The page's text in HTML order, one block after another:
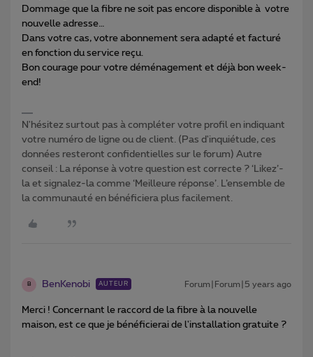
Dommage que la fibre ne soit pas encore disponible à votre
nouvelle adresse…
Dans votre cas, votre abonnement sera adapté et facturé
en fonction du service reçu.
Bon courage pour votre déménagement et déjà bon week-
end!
N'hésitez surtout pas à compléter votre profil en indiquant
votre numéro de ligne ou de client. (Pas d'inquiétude, ces
données resteront confidentielles sur le forum) Autre
conseil : La réponse à votre question est correcte ? ‘Likez’-
la et signalez-la comme ‘Meilleure réponse’. L’ensemble de
la communauté en bénéficiera plus facilement.
B BenKenobi AUTEUR Forum|Forum|5 years ago
Merci ! Concernant le raccord de la fibre à la nouvelle
maison, est ce que je bénéficierai de l'installation gratuite ?